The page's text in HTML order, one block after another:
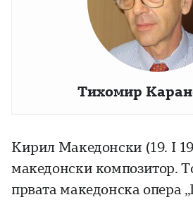
Тихомир
Кирил Македонски (19. I
македонски композитор.
првата македонска опера